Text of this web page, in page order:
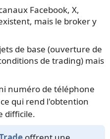
Facebook, X,
mais le broker y
de base (ouverture de
de trading) mais
numéro de téléphone
qui rend l'obtention
difficile.